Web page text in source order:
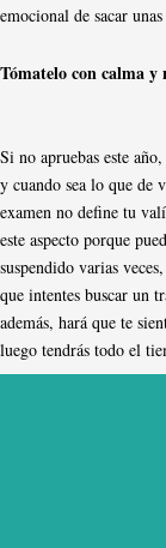
emocional de sacar
Tómatelo con calma y
Si no apruebas este
y cuando sea lo que de
examen no define tu
este aspecto porque
suspendido varias
que intentes buscar un
además, hará que te
luego tendrás todo el